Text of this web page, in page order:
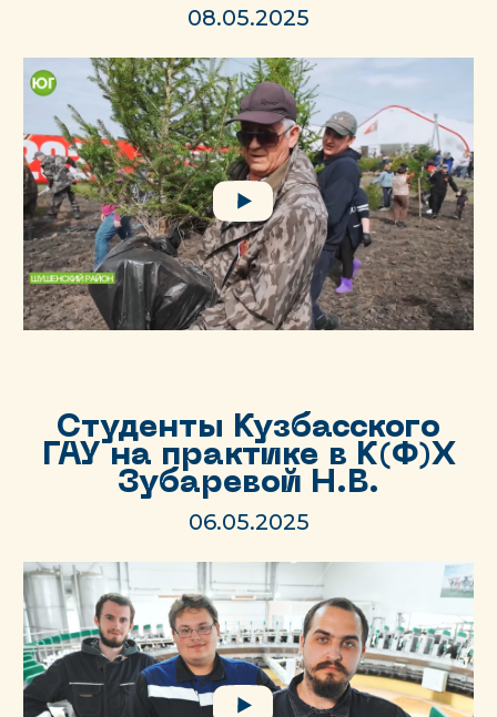
08.05.2025
Студенты Кузбасского
ГАУ на практике в К(Ф)Х
Зубаревой Н.В.
06.05.2025